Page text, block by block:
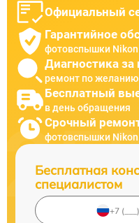
Официальный
Гарантийное
фотовспышки Nikon
Диагностика за
ремонт по желанию
Бесплатный
в день обращения
Срочный
фотовспышки Nikon
Бесплатная
специалистом